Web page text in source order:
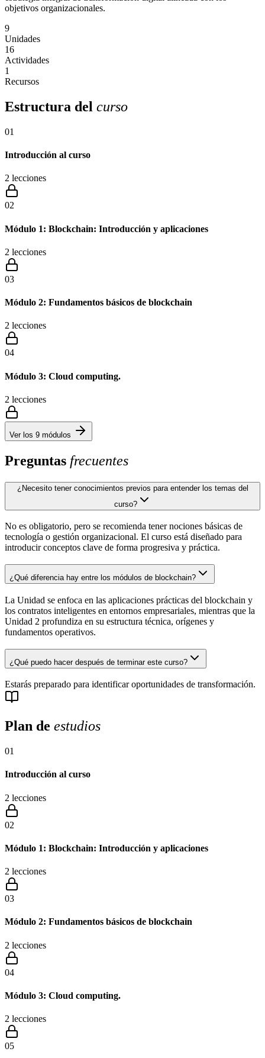
objetivos organizacionales.
9
Unidades
16
Actividades
1
Recursos
Estructura del curso
01
Introducción al curso
2 lecciones
02
Módulo 1: Blockchain: Introducción y aplicaciones
2 lecciones
03
Módulo 2: Fundamentos básicos de blockchain
2 lecciones
04
Módulo 3: Cloud computing.
2 lecciones
Ver los 9 módulos
Preguntas frecuentes
¿Necesito tener conocimientos previos para entender los temas del
curso?
No es obligatorio, pero se recomienda tener nociones básicas de
tecnología o gestión organizacional. El curso está diseñado para
introducir conceptos clave de forma progresiva y práctica.
¿Qué diferencia hay entre los módulos de blockchain?
La Unidad se enfoca en las aplicaciones prácticas del blockchain y
los contratos inteligentes en entornos empresariales, mientras que la
Unidad 2 profundiza en su estructura técnica, orígenes y
fundamentos operativos.
¿Qué puedo hacer después de terminar este curso?
Estarás preparado para identificar oportunidades de transformación.
Plan de estudios
01
Introducción al curso
2 lecciones
02
Módulo 1: Blockchain: Introducción y aplicaciones
2 lecciones
03
Módulo 2: Fundamentos básicos de blockchain
2 lecciones
04
Módulo 3: Cloud computing.
2 lecciones
05